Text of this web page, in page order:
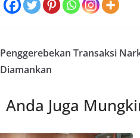
Penggerebekan Transaksi
Diamankan
Anda Juga